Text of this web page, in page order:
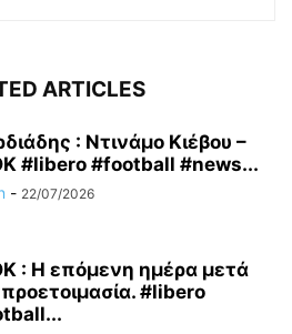
ARTICLES
: Ντινάμο Κιέβου –
#libero #football #news...
- 22/07/2026
: Η επόμενη ημέρα μετά
#libero